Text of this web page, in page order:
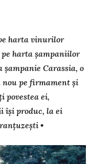
harta vinurilor
harta șampaniilor
Carassia, o
pe firmament și
povestea ei,
își produc, la ei
•